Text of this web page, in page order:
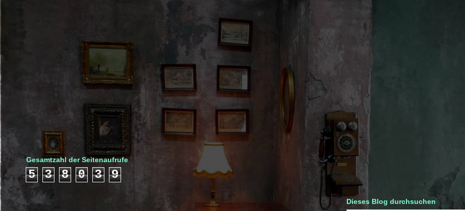
Gesamtzahl der Seitenaufrufe
5 3 8 0 3 9
Dieses Blog durchsuchen